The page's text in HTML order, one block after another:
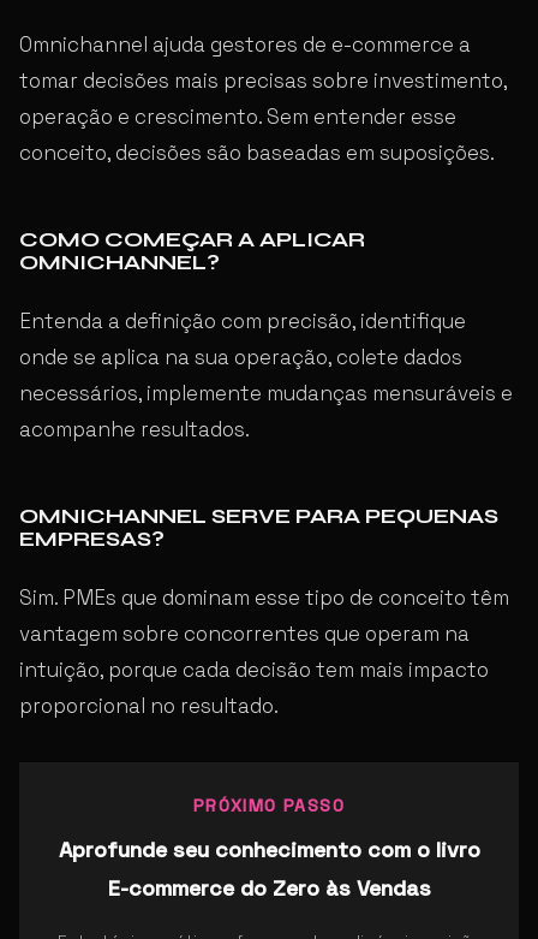
Omnichannel ajuda gestores de e-commerce a
tomar decisões mais precisas sobre investimento,
operação e crescimento. Sem entender esse
conceito, decisões são baseadas em suposições.
COMO COMEÇAR A APLICAR
OMNICHANNEL?
Entenda a definição com precisão, identifique
onde se aplica na sua operação, colete dados
necessários, implemente mudanças mensuráveis e
acompanhe resultados.
OMNICHANNEL SERVE PARA PEQUENAS
EMPRESAS?
Sim. PMEs que dominam esse tipo de conceito têm
vantagem sobre concorrentes que operam na
intuição, porque cada decisão tem mais impacto
proporcional no resultado.
PRÓXIMO PASSO
Aprofunde seu conhecimento com o livro
E-commerce do Zero às Vendas